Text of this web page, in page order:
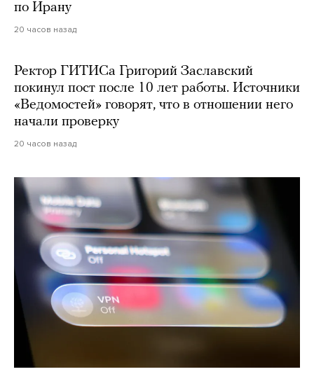
по Ирану
20 часов назад
Ректор ГИТИСа Григорий Заславский
покинул пост после 10 лет работы. Источники
«Ведомостей» говорят, что в отношении него
начали проверку
20 часов назад